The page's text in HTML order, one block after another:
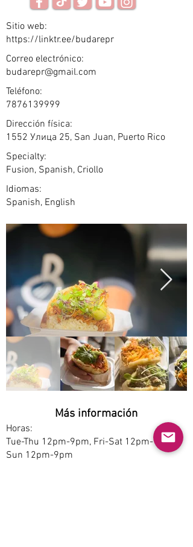
Sitio web:
https://linktr.ee/budarepr
Correo electrónico:
budarepr@gmail.com
Teléfono:
7876139999
Dirección física:
1552 Улица 25, San Juan, Puerto Rico
Specialty:
Fusion, Spanish, Criollo
Idiomas:
Spanish, English
Más información
Horas:
Tue-Thu 12pm-9pm, Fri-Sat 12pm-11pm,
Sun 12pm-9pm